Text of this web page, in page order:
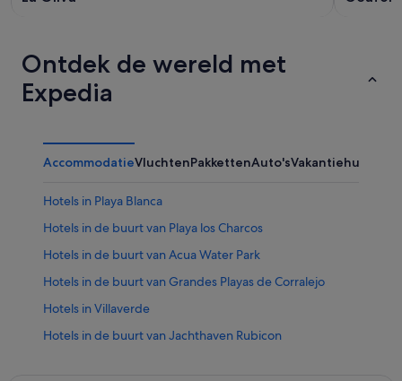
Ontdek de wereld met
Expedia
AccommodatieVluchtenPakkettenAuto'sVakantiehuizen
Hotels in Playa Blanca
Hotels in de buurt van Playa los Charcos
Hotels in de buurt van Acua Water Park
Hotels in de buurt van Grandes Playas de Corralejo
Hotels in Villaverde
Hotels in de buurt van Jachthaven Rubicon